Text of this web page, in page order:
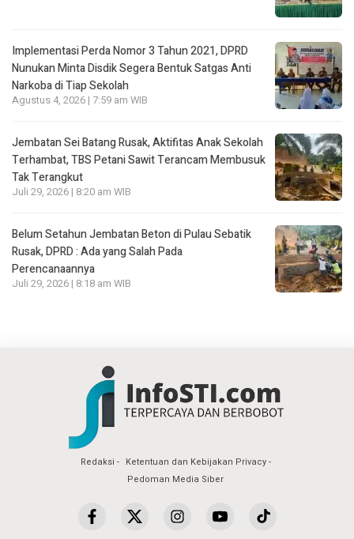
Implementasi Perda Nomor 3 Tahun 2021, DPRD
Nunukan Minta Disdik Segera Bentuk Satgas Anti
Narkoba di Tiap Sekolah
Agustus 4, 2026 | 7:59 am WIB
Jembatan Sei Batang Rusak, Aktifitas Anak Sekolah
Terhambat, TBS Petani Sawit Terancam Membusuk
Tak Terangkut
Juli 29, 2026 | 8:20 am WIB
Belum Setahun Jembatan Beton di Pulau Sebatik
Rusak, DPRD : Ada yang Salah Pada
Perencanaannya
Juli 29, 2026 | 8:18 am WIB
Redaksi
Ketentuan dan Kebijakan Privacy
Pedoman Media Siber